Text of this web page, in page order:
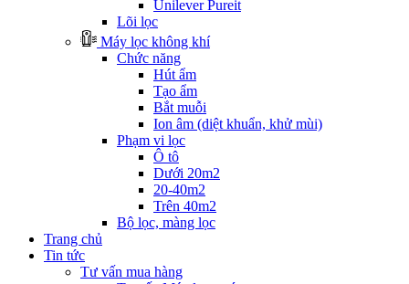
Unilever Pureit
Lõi lọc
Máy lọc không khí
Chức năng
Hút ẩm
Tạo ẩm
Bắt muỗi
Ion âm (diệt khuẩn, khử mùi)
Phạm vi lọc
Ô tô
Dưới 20m2
20-40m2
Trên 40m2
Bộ lọc, màng lọc
Trang chủ
Tin tức
Tư vấn mua hàng